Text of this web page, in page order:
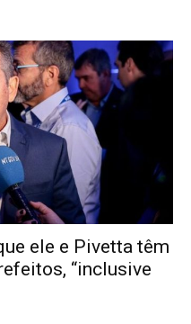
ele e Pivetta têm
“inclusive